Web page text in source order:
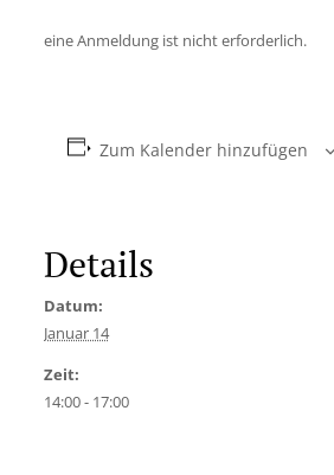
eine Anmeldung ist nicht erforderlich.
Zum Kalender hinzufügen
Details
Datum:
Januar 14
Zeit:
14:00 - 17:00